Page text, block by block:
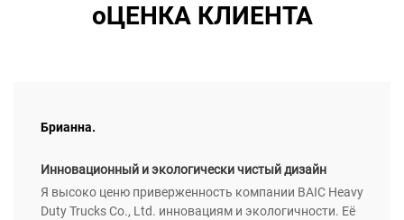
оЦЕНКА КЛИЕНТА
Брианна.
Инновационный и экологически чистый дизайн
Я высоко ценю приверженность компании BAIC Heavy
Duty Trucks Co., Ltd. инновациям и экологичности. Её